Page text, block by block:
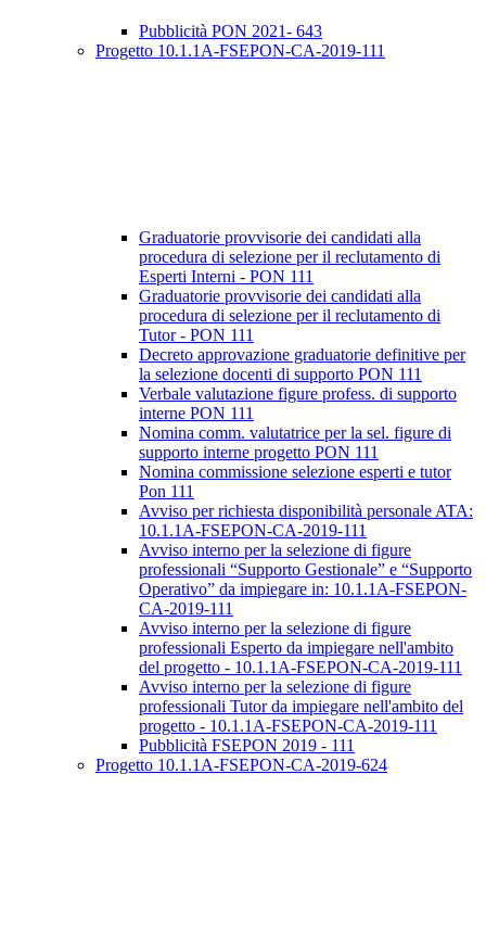
Pubblicità PON 2021- 643
Progetto 10.1.1A-FSEPON-CA-2019-111
Graduatorie provvisorie dei candidati alla
procedura di selezione per il reclutamento di
Esperti Interni - PON 111
Graduatorie provvisorie dei candidati alla
procedura di selezione per il reclutamento di
Tutor - PON 111
Decreto approvazione graduatorie definitive per
la selezione docenti di supporto PON 111
Verbale valutazione figure profess. di supporto
interne PON 111
Nomina comm. valutatrice per la sel. figure di
supporto interne progetto PON 111
Nomina commissione selezione esperti e tutor
Pon 111
Avviso per richiesta disponibilità personale ATA:
10.1.1A-FSEPON-CA-2019-111
Avviso interno per la selezione di figure
professionali “Supporto Gestionale” e “Supporto
Operativo” da impiegare in: 10.1.1A-FSEPON-
CA-2019-111
Avviso interno per la selezione di figure
professionali Esperto da impiegare nell'ambito
del progetto - 10.1.1A-FSEPON-CA-2019-111
Avviso interno per la selezione di figure
professionali Tutor da impiegare nell'ambito del
progetto - 10.1.1A-FSEPON-CA-2019-111
Pubblicità FSEPON 2019 - 111
Progetto 10.1.1A-FSEPON-CA-2019-624